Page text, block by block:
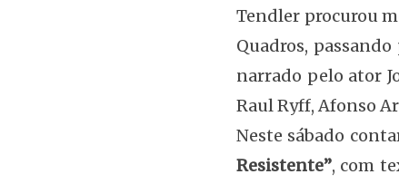
Tendler procurou
Quadros,
narrado pelo ator
Raul Ryff, Afonso
Neste sábado
Resistente”, com